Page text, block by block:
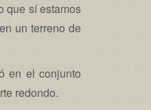
que sí estamos
en un terreno de
en el conjunto
redondo.